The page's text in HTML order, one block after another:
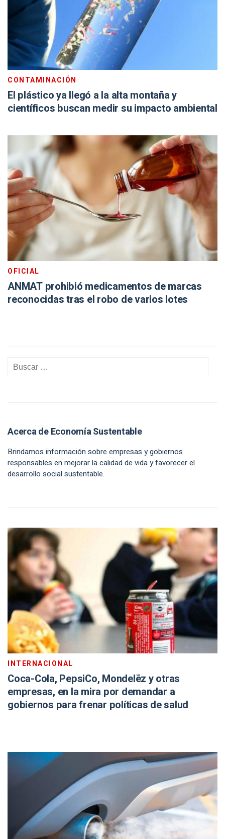
CONTAMINACIÓN
El plástico ya llegó a la alta montaña y
científicos buscan medir su impacto ambiental
OFICIAL
ANMAT prohibió medicamentos de marcas
reconocidas tras el robo de varios lotes
Acerca de Economía Sustentable
Brindamos información sobre empresas y gobiernos
responsables en mejorar la calidad de vida y favorecer el
desarrollo social sustentable.
INTERNACIONAL
Coca-Cola, PepsiCo, Mondelēz y otras
empresas, en la mira por demandar a
gobiernos para frenar políticas de salud